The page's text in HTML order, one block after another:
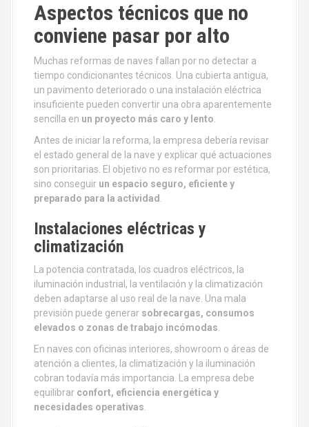
Aspectos técnicos que no
conviene pasar por alto
Muchas reformas de naves fallan por no detectar a
tiempo condicionantes técnicos. Una cubierta antigua,
un pavimento deteriorado o una instalación eléctrica
insuficiente pueden convertir una obra aparentemente
sencilla en un proyecto más caro y lento.
Antes de iniciar la reforma, la empresa debería revisar
el estado general de la nave y explicar qué actuaciones
son prioritarias. El objetivo no es reformar por estética,
sino conseguir un espacio seguro, eficiente y
preparado para la actividad .
Instalaciones eléctricas y
climatización
La potencia contratada, los cuadros eléctricos, la
iluminación industrial, la ventilación y la climatización
deben adaptarse al uso real de la nave. Una mala
previsión puede generar sobrecargas, consumos
elevados o zonas de trabajo incómodas.
En naves con oficinas interiores, showroom o áreas de
atención a clientes, la climatización y la iluminación
cobran todavía más importancia. La empresa debe
equilibrar confort, eficiencia energética y
necesidades operativas.